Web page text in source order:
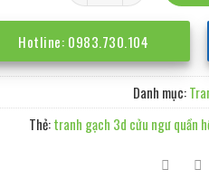
Hotline: 0983.730.104
Danh mục:
Thẻ:tranh gạch 3d cửu ngư quần